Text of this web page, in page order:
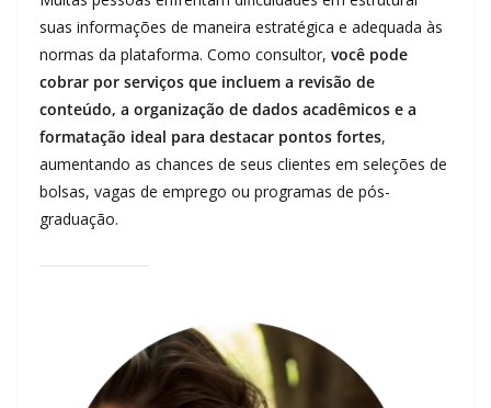
suas informações de maneira estratégica e adequada às
normas da plataforma. Como consultor, você pode
cobrar por serviços que incluem a revisão de
conteúdo, a organização de dados acadêmicos e a
formatação ideal para destacar pontos fortes,
aumentando as chances de seus clientes em seleções de
bolsas, vagas de emprego ou programas de pós-
graduação.